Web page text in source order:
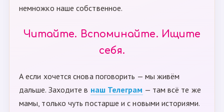
немножко наше собственное.
Читайте. Вспоминайте. Ищите
себя.
А если хочется снова поговорить — мы живём
дальше. Заходите в наш Телеграм — там всё те же
мамы, только чуть постарше и с новыми историями.